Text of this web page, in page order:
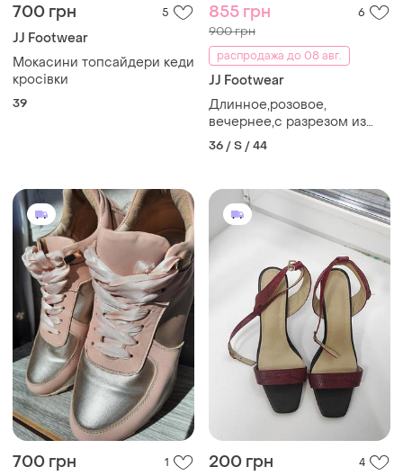
700 грн 5
JJ Footwear
Мокасини топсайдери кеди
кросівки
39
855 грн 6
900 грн
распродажа до 08 авг.
JJ Footwear
Длинное,розовое,
вечернее,с разрезом из
стороны,в середине
паралоновые чашечки,
36 / S / 44
700 грн 1 200 грн 4